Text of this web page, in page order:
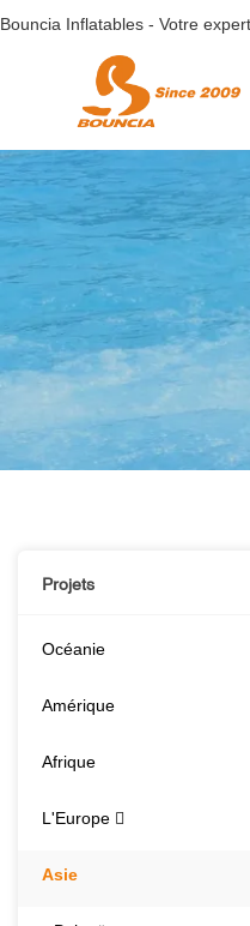
Bouncia Inflatables - Votre
Projets
Océanie
Amérique
Afrique
L'Europe 
Asie